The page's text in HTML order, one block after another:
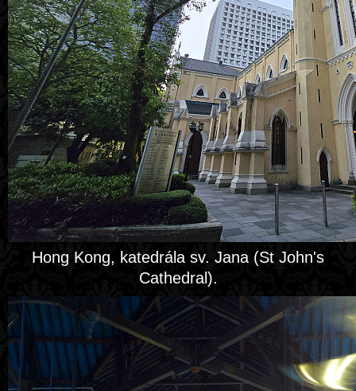
Hong Kong, katedrála sv. Jana (St John's
Cathedral).